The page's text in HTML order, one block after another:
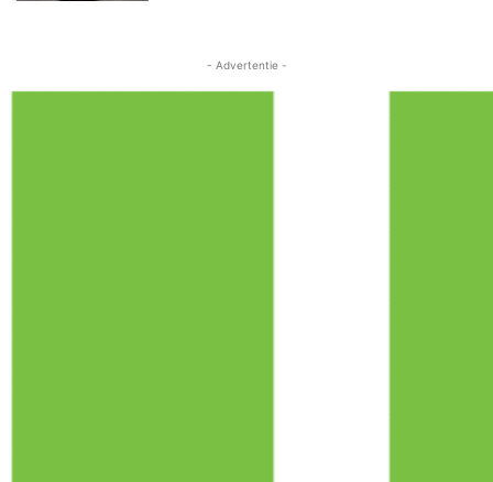
- Advertentie -